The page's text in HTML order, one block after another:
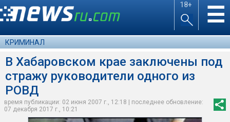
18+ ☰
КРИМИНАЛ
В Хабаровском крае заключены под
стражу руководители одного из
РОВД
время публикации: 02 июня 2007 г., 12:18 | последнее обновление:
07 декабря 2017 г., 10:21